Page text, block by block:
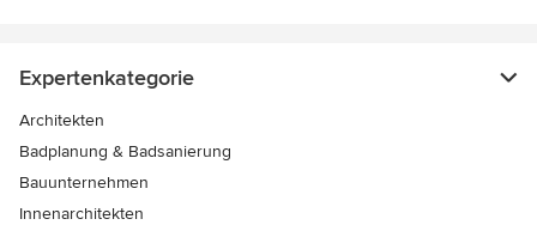
Expertenkategorie
Architekten
Badplanung & Badsanierung
Bauunternehmen
Innenarchitekten